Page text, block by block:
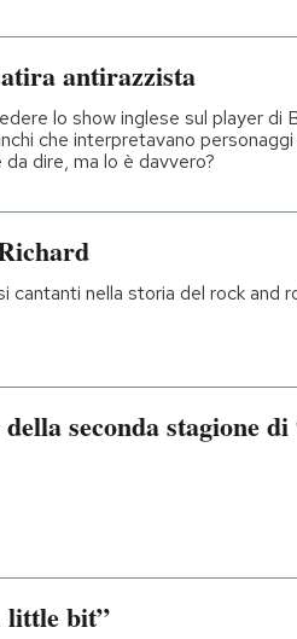
antirazzista
lo show inglese sul player di
che interpretavano
dire, ma lo è davvero?
cantanti nella storia del rock and
seconda stagione
little bit”